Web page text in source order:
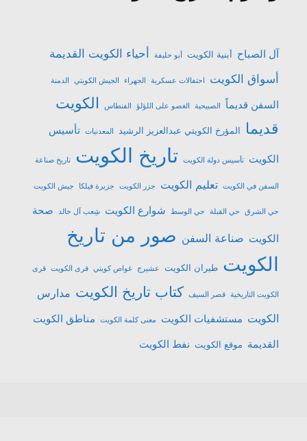
آل الصباح أبنية الكويت أبو حليفة
أحياء الكويت القديمة
أسواق الكويت
احتفالات عسكرية الجهراء الجيش الكويتي الدمنة
السفن قديماً الصبيحية الغصو على اللؤلؤ الفنطاس
الكويت
قديما
المؤرخ الكويتي عبدالعزيز الرشيد المعدنيات تأسيس
الكويت تأسيس دولة الكويت تاريخ الكويت تاريخ صناعة
السفن في الكويت تعليم الكويت جزر الكويت جزيرة فيلكا جيش الكويت
حي الشرق حي القبلة حي الوسط شوارع الكويت شِعب آل خالد صحة
الكويت صناعة السفن صور من تاريخ
الكويت طيران الكويت عشیرج غواص كويتي قرى الكويت قرى
الكويت التاريخية قصر السيف كتاب تاريخ الكويت مدارس
الكويت مستشفيات الكويت معنى كلمة الكويت مناطق الكويت
القديمة موقع الكويت نفط الكويت